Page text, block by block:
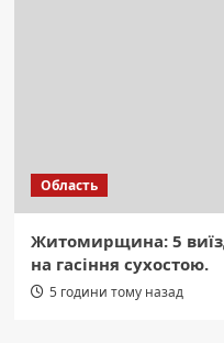
Область
Житомирщина: 5
на гасіння сухостою.
5 години тому назад